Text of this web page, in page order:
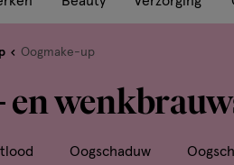
Oogmake-up
Oogschaduw